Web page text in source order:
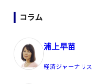
コラム
浦上早苗
経済ジャーナリ